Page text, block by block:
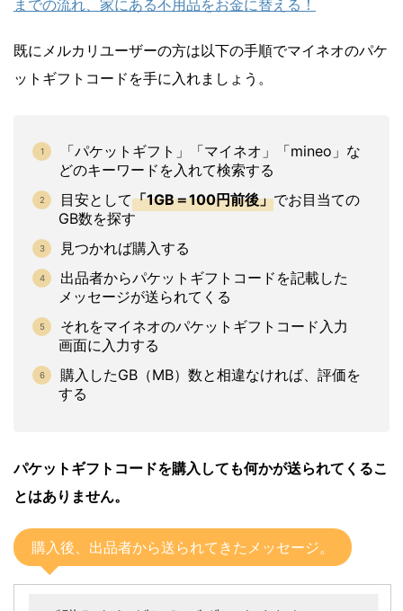
までの流れ、家にある不用品をお金に替える！
既にメルカリユーザーの方は以下の手順でマイネオのパケ
ットギフトコードを手に入れましょう。
「パケットギフト」「マイネオ」「mineo」な
どのキーワードを入れて検索する
目安として「1GB＝100円前後」でお目当ての
GB数を探す
見つかれば購入する
出品者からパケットギフトコードを記載した
メッセージが送られてくる
それをマイネオのパケットギフトコード入力
画面に入力する
購入したGB（MB）数と相違なければ、評価を
する
パケットギフトコードを購入しても何かが送られてくるこ
とはありません。
購入後、出品者から送られてきたメッセージ。